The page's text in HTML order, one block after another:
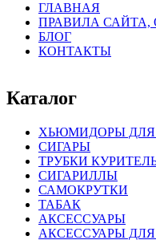
ГЛАВНАЯ
ПРАВИЛА САЙТА,
БЛОГ
КОНТАКТЫ
Каталог
ХЬЮМИДОРЫ ДЛЯ
СИГАРЫ
ТРУБКИ
СИГАРИЛЛЫ
САМОКРУТКИ
ТАБАК
АКСЕССУАРЫ
АКСЕССУАРЫ ДЛЯ